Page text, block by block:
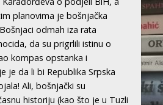
planovima je bošnjačka
odmah iza rata
da su prigrlili istinu o
kompas opstanka i
je da li bi Republika Srpska
Ali, bošnjački su
historiju (kao što je u Tuzli